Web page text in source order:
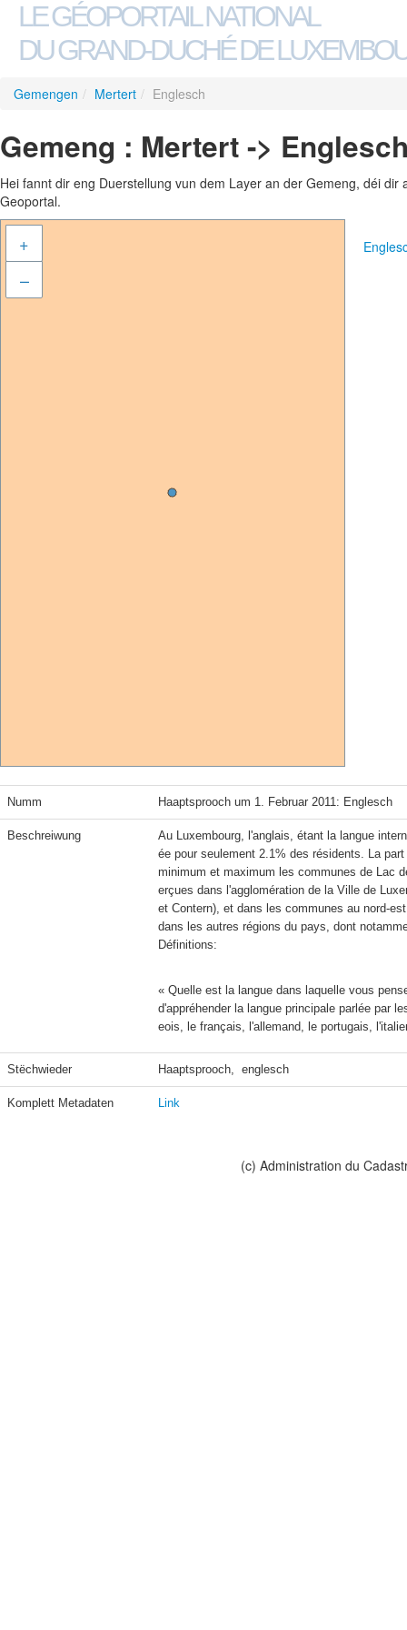
LE GÉOPORTAIL NATIONAL
DU GRAND-DUCHÉ DE
Gemengen / Mertert / Englesch
Gemeng : Mertert ->
Hei fannt dir eng Duerstellung vun dem Layer an der Gemeng, déi
Geoportal.
+
–
Numm Haaptsprooch um 1. Februar 2011: Englesch
Beschreiwung
Au Luxembourg, l'anglais, étant la langue
ée pour seulement 2.1% des résidents. La
minimum et maximum les communes de Lac
erçues dans l'agglomération de la Ville de
et Contern), et dans les communes au nord-
Définitions:
« Quelle est la langue dans laquelle vous
d'appréhender la langue principale parlée par
eois, le français, l'allemand, le portugais,
Stëchwieder Haaptsprooch,  englesch
Komplett Metadaten Link
(c) Administration du